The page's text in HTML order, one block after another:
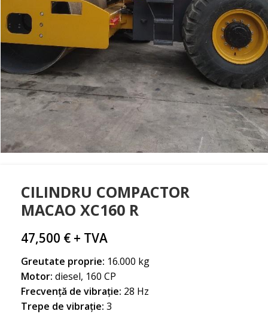
CILINDRU COMPACTOR
MACAO XC160 R
47,500 € + TVA
Greutate proprie: 16.000 kg
Motor: diesel, 160 CP
Frecvență de vibrație: 28 Hz
Trepe de vibrație: 3